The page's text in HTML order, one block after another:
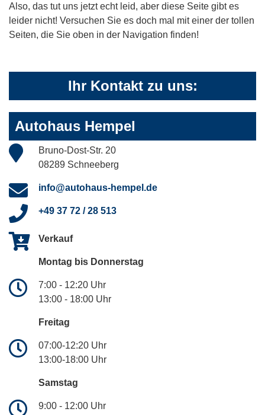
Also, das tut uns jetzt echt leid, aber diese Seite gibt es
leider nicht! Versuchen Sie es doch mal mit einer der tollen
Seiten, die Sie oben in der Navigation finden!
Ihr Kontakt zu uns:
Autohaus Hempel
Bruno-Dost-Str. 20
08289 Schneeberg
info@autohaus-hempel.de
+49 37 72 / 28 513
Verkauf
Montag bis Donnerstag
7:00 - 12:20 Uhr
13:00 - 18:00 Uhr
Freitag
07:00-12:20 Uhr
13:00-18:00 Uhr
Samstag
9:00 - 12:00 Uhr